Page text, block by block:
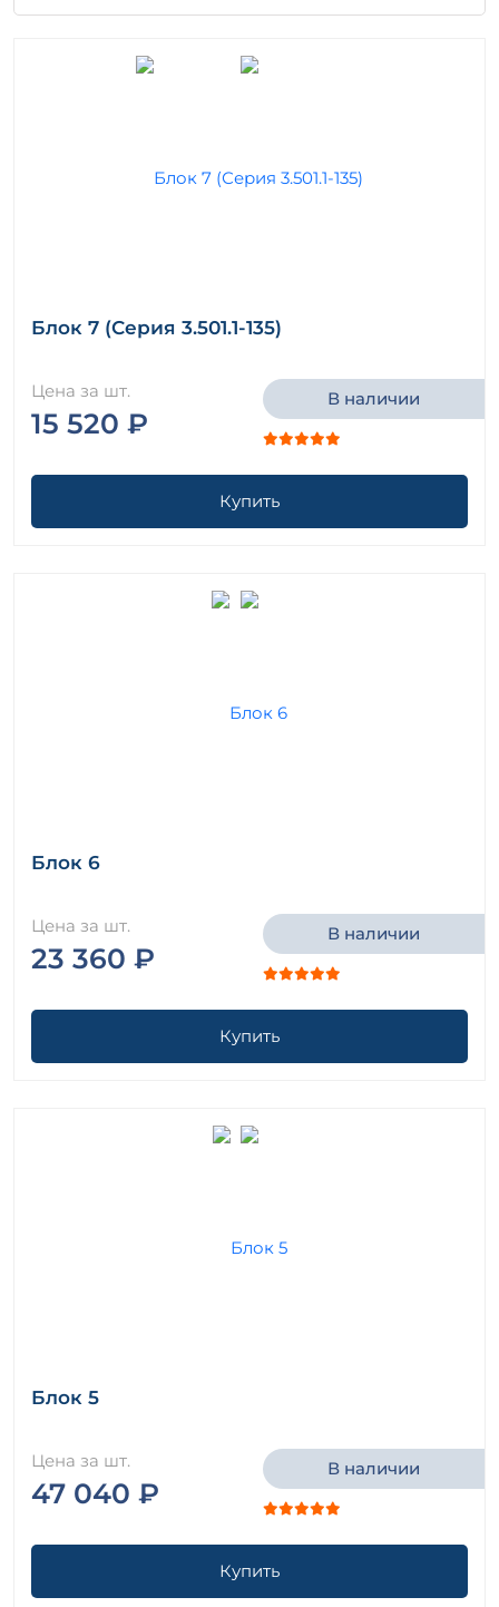
Блок 7 (Серия 3.501.1-135)
Цена за шт.
15 520 ₽
В наличии
Купить
Блок 6
Цена за шт.
23 360 ₽
В наличии
Купить
Блок 5
Цена за шт.
47 040 ₽
В наличии
Купить